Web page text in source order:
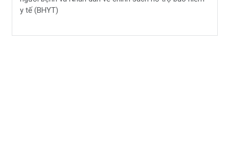
y tế (BHYT)